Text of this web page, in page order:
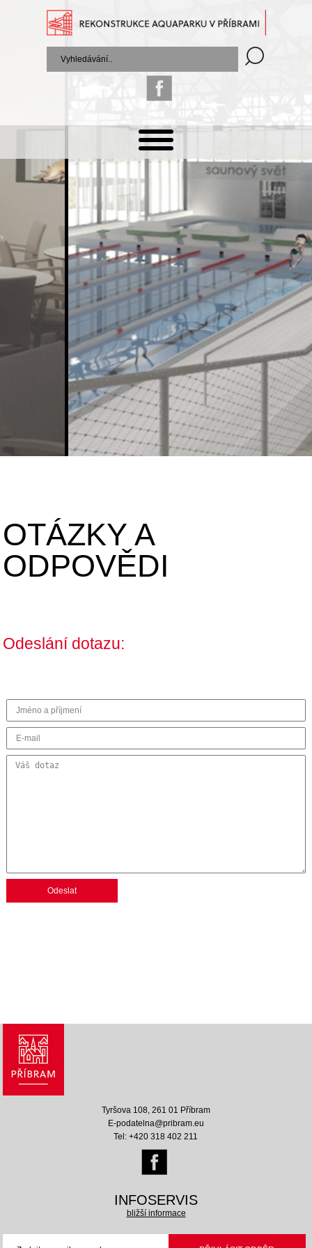
OTÁZKY A
ODPOVĚDI
Odeslání dotazu:
Tyršova 108, 261 01 Příbram
E-podatelna@pribram.eu
Tel: +420 318 402 211
INFOSERVIS
bližší informace